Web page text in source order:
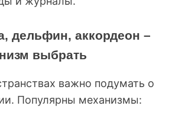
дельфин, аккордеон –
выбрать
важно подумать о
Популярны механизмы: